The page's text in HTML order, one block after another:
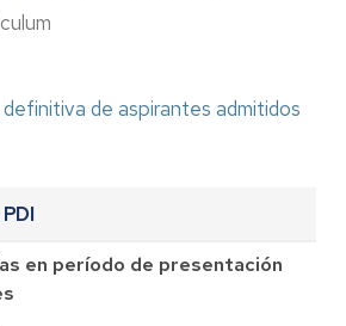
de aspirantes admitidos
en período de presentación